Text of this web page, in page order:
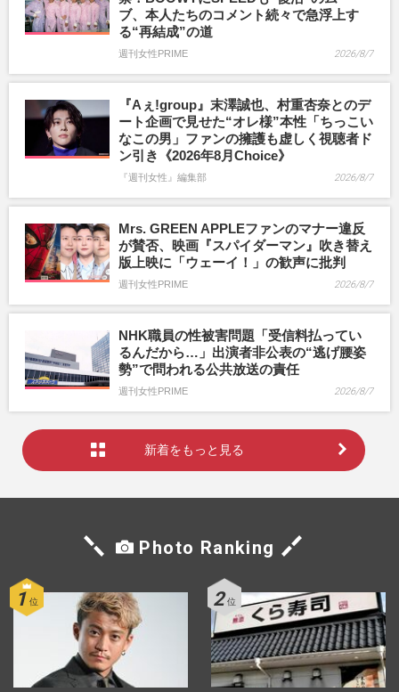
ブ、本人たちのコメント続々で急浮上す
る“再結成”の道
週刊女性PRIME 2026/8/7
『Aぇ!group』末澤誠也、村重杏奈とのデ
ート企画で見せた“オレ様”本性「ちっこい
なこの男」ファンの擁護も虚しく視聴者ド
ン引き《2026年8月Choice》
『週刊女性』編集部 2026/8/7
Mrs. GREEN APPLEファンのマナー違反
が賛否、映画『スパイダーマン』吹き替え
版上映に「ウェーイ！」の歓声に批判
週刊女性PRIME 2026/8/7
NHK職員の性被害問題「受信料払ってい
るんだから…」出演者非公表の“逃げ腰姿
勢”で問われる公共放送の責任
週刊女性PRIME 2026/8/7
新着をもっと見る
Photo Ranking